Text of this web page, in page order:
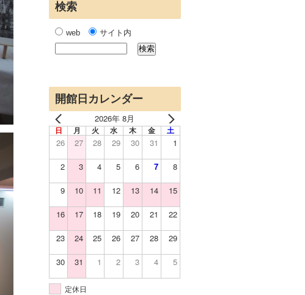
検索
web サイト内
開館日カレンダー
2026年 8月
日 月 火 水 木 金 土
26 27 28 29 30 31 1
2 3 4 5 6 7 8
9 10 11 12 13 14 15
16 17 18 19 20 21 22
23 24 25 26 27 28 29
30 31 1 2 3 4 5
定休日